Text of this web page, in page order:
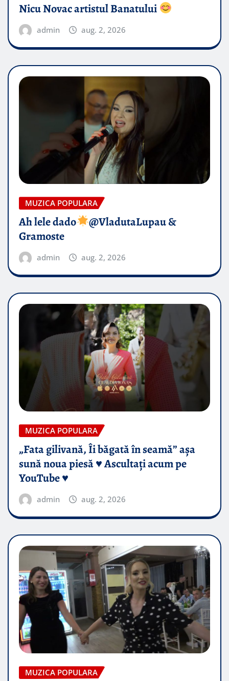
Nicu Novac artistul Banatului
admin aug. 2, 2026
MUZICA POPULARA
Ah lele dado​
@VladutaLupau &
Gramoste
admin aug. 2, 2026
MUZICA POPULARA
„Fata gilivană, Îi băgată în seamă” așa
sună noua piesă ♥️ Ascultați acum pe
YouTube ♥️
admin aug. 2, 2026
MUZICA POPULARA